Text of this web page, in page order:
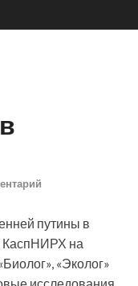
путины в
КаспНИРХ на
«Эколог»